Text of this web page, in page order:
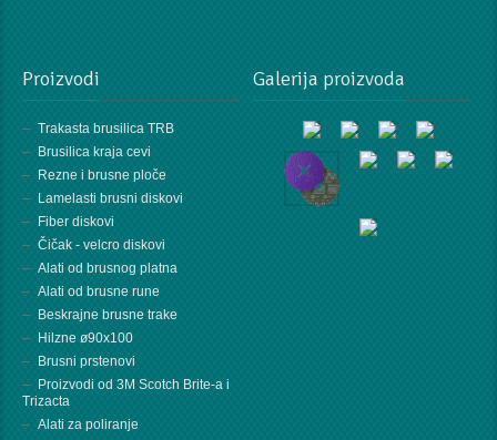
Proizvodi
Trakasta brusilica TRB
Brusilica kraja cevi
Rezne i brusne ploče
Lamelasti brusni diskovi
Fiber diskovi
Čičak - velcro diskovi
Alati od brusnog platna
Alati od brusne rune
Beskrajne brusne trake
Hilzne ø90x100
Brusni prstenovi
Proizvodi od 3M Scotch Brite-a i
Trizacta
Alati za poliranje
Galerija proizvoda